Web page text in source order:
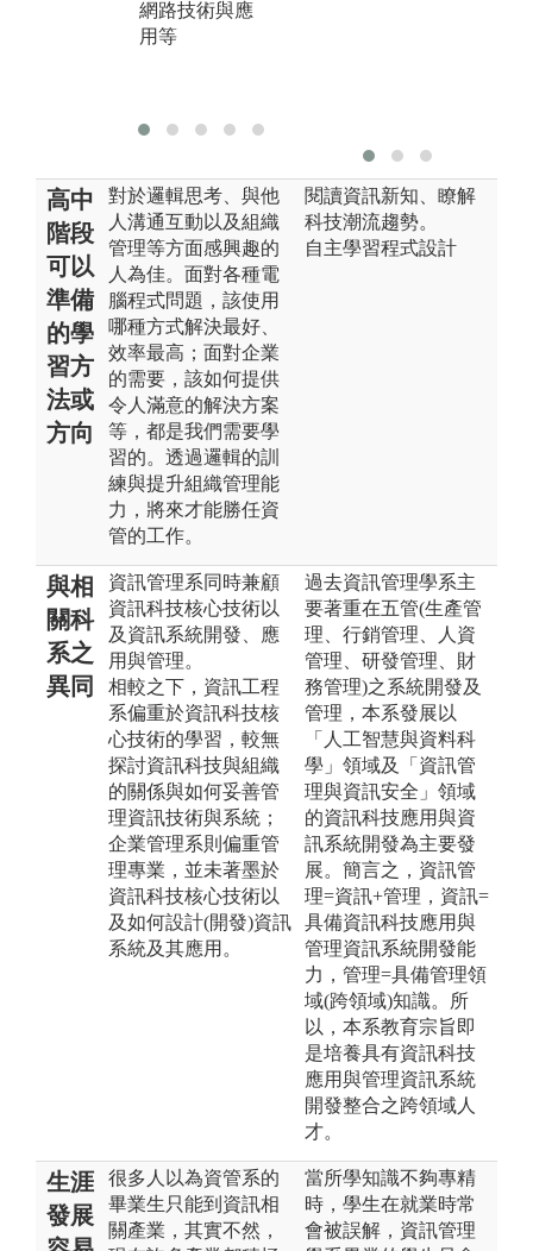
網路技術與應
用等
高中
階段
可以
準備
的學
習方
法或
方向
對於邏輯思考、與他
人溝通互動以及組織
管理等方面感興趣的
人為佳。面對各種電
腦程式問題，該使用
哪種方式解決最好、
效率最高；面對企業
的需要，該如何提供
令人滿意的解決方案
等，都是我們需要學
習的。透過邏輯的訓
練與提升組織管理能
力，將來才能勝任資
管的工作。
閱讀資訊新知、瞭解
科技潮流趨勢。
自主學習程式設計
與相
關科
系之
異同
資訊管理系同時兼顧
資訊科技核心技術以
及資訊系統開發、應
用與管理。
相較之下，資訊工程
系偏重於資訊科技核
心技術的學習，較無
探討資訊科技與組織
的關係與如何妥善管
理資訊技術與系統；
企業管理系則偏重管
理專業，並未著墨於
資訊科技核心技術以
及如何設計(開發)資訊
系統及其應用。
過去資訊管理學系主
要著重在五管(生產管
理、行銷管理、人資
管理、研發管理、財
務管理)之系統開發及
管理，本系發展以
「人工智慧與資料科
學」領域及「資訊管
理與資訊安全」領域
的資訊科技應用與資
訊系統開發為主要發
展。簡言之，資訊管
理=資訊+管理，資訊=
具備資訊科技應用與
管理資訊系統開發能
力，管理=具備管理領
域(跨領域)知識。所
以，本系教育宗旨即
是培養具有資訊科技
應用與管理資訊系統
開發整合之跨領域人
才。
生涯
發展
很多人以為資管系的
畢業生只能到資訊相
關產業，其實不然，
當所學知識不夠專精
時，學生在就業時常
會被誤解，資訊管理